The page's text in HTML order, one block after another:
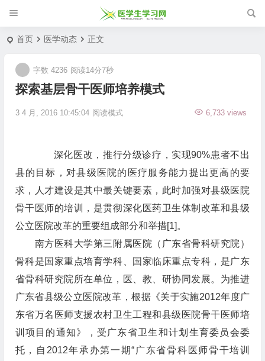
首页 医学动态 正文
探索基层骨干医师培养模式
3 4 月, 2016 10:45:04 6,733 views
字数 4236 阅读14分7秒
阅读模式
深化医改，推行分级诊疗，实现90%患者不出
县的目标，对县级医院的医疗服务能力提出更高的要
求，人才建设是其中最关键要素，此时加强对县级医院
骨干医师的培训，是贯彻深化医药卫生体制改革和县级
公立医院改革的重要组成部分和举措[1]。
南方医科大学第三附属医院（广东省骨科研究院）
骨科是国家重点培育学科、国家临床重点专科，是广东
省骨科研究院所在单位，医、教、研协同发展。为推进
广东省县级公立医院改革，根据《关于实施2012年度广
东省万名医师支援农村卫生工程和县级医院骨干医师培
训项目的通知》，受广东省卫生和计划生育委员会委
托，自2012年承办第一期“广东省骨科医师骨干培训